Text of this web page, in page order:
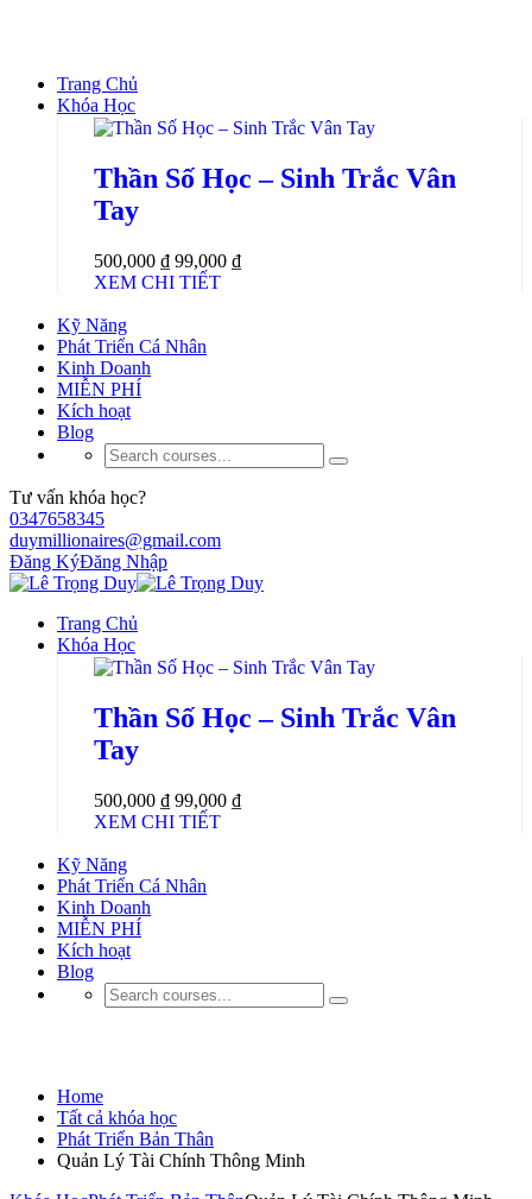
Trang Chủ
Khóa Học
Thần Số Học – Sinh Trắc Vân
Tay
500,000 ₫ 99,000 ₫
XEM CHI TIẾT
Kỹ Năng
Phát Triển Cá Nhân
Kinh Doanh
MIỄN PHÍ
Kích hoạt
Blog
Tư vấn khóa học?
0347658345
duymillionaires@gmail.com
Đăng KýĐăng Nhập
Trang Chủ
Khóa Học
Thần Số Học – Sinh Trắc Vân
Tay
500,000 ₫ 99,000 ₫
XEM CHI TIẾT
Kỹ Năng
Phát Triển Cá Nhân
Kinh Doanh
MIỄN PHÍ
Kích hoạt
Blog
Home
Tất cả khóa học
Phát Triển Bản Thân
Quản Lý Tài Chính Thông Minh